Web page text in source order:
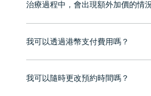
有咨詢及服務保障中心，有任何問題都
治療過程中，會出現額外加價的情
我可以透過港幣支付費用嗎？
可以。維港口腔會按照當日匯率轉算收
我可以隨時更改預約時間嗎？